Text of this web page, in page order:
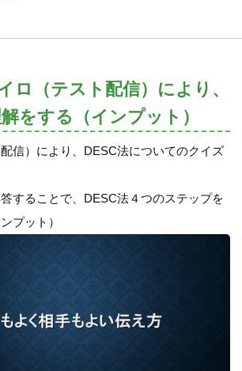
ロ（テスト配信）により、
をする（インプット）
信）により、DESC法についてのクイズ
することで、DESC法４つのステップを
ンプット）